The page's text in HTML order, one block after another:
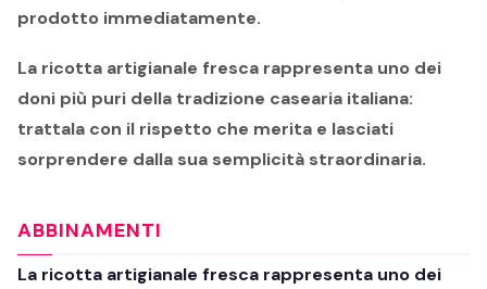
prodotto immediatamente.
La ricotta artigianale fresca rappresenta uno dei
doni più puri della tradizione casearia italiana:
trattala con il rispetto che merita e lasciati
sorprendere dalla sua semplicità straordinaria.
ABBINAMENTI
La ricotta artigianale fresca rappresenta uno dei